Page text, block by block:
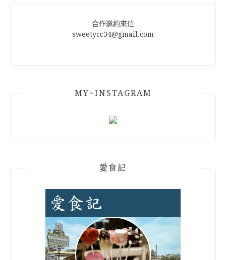
合作邀約來信
sweetycc34@gmail.com
MY~INSTAGRAM
愛食記